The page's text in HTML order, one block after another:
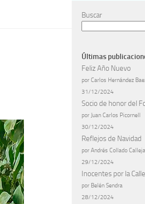
Buscar
Últimas
Feliz Año Nuevo
por Carlos Hernández
31/12/2024
Socio de honor del
por Juan Carlos Picornell
30/12/2024
Reflejos de Navidad
por Andrés Collado Calleja
29/12/2024
Inocentes por la
por Belén Sendra
28/12/2024